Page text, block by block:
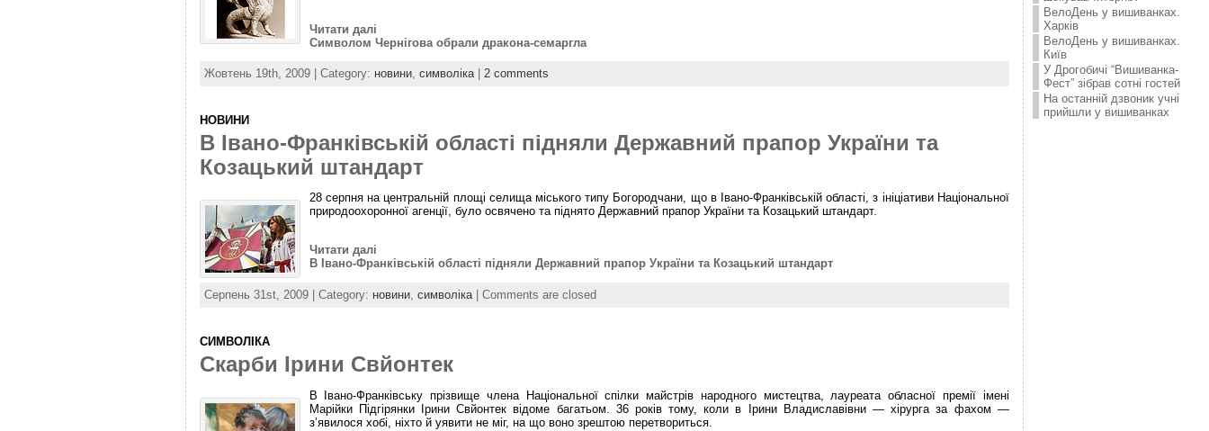
Читати далі
Символом Чернігова обрали дракона-семаргла
Жовтень 19th, 2009 | Category: новини, символіка| 2 comments
НОВИНИ
В Івано-Франківській області підняли Державний прапор України та
Козацький штандарт
28 серпня на центральній площі селища міського типу Богородчани, що в Івано-Франківській області, з ініціативи Національної
природоохоронної агенції, було освячено та піднято Державний прапор України та Козацький штандарт.
Читати далі
В Івано-Франківській області підняли Державний прапор України та Козацький штандарт
Серпень 31st, 2009 | Category: новини, символіка| Comments are closed
СИМВОЛІКА
Скарби Ірини Свйонтек
В Івано-Франківську прізвище члена Національної спілки майстрів народного мистецтва, лауреата обласної премії імені
Марійки Підгірянки Ірини Свйонтек відоме багатьом. 36 років тому, коли в Ірини Владиславівни — хірурга за фахом —
з’явилося хобі, ніхто й уявити не міг, на що воно зрештою перетвориться.
ВелоДень у вишиванках.
Харків
ВелоДень у вишиванках.
Київ
У Дрогобичі “Вишиванка-
Фест” зібрав сотні гостей
На останній дзвоник учні
прийшли у вишиванках